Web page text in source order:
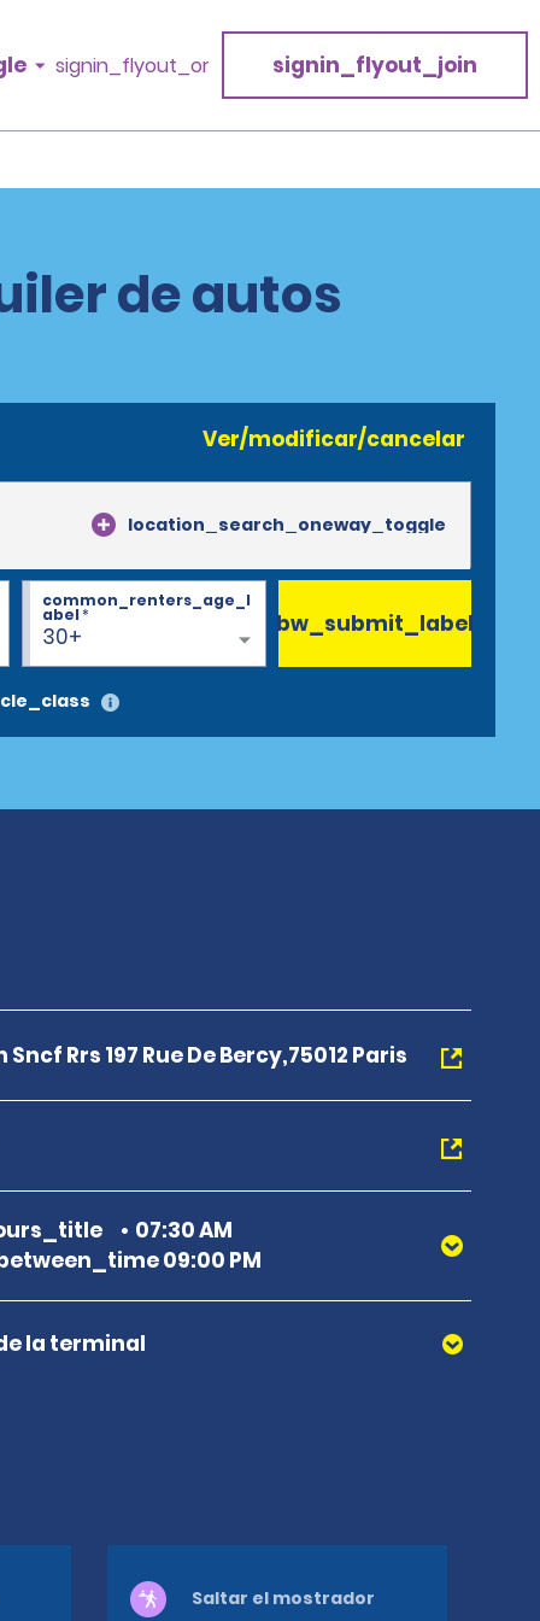
signin_flyout_or signin_flyout_join
de autos
Ver/modificar/cancelar
location_search_oneway_toggle
30+
common_renters_age_l
abel* bw_submit_label
Rrs 197 Rue De Bercy,75012 Paris
07:30 AM
09:00 PM
la terminal
Saltar el mostrador